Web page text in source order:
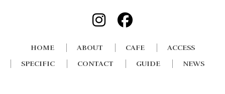
HOME ABOUT CAFE
ACCESS
SPECIFIC
CONTACT GUIDE NEWS